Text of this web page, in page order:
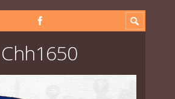
Chh1650